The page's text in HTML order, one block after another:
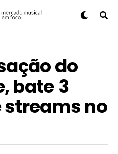
do
bate 3
no